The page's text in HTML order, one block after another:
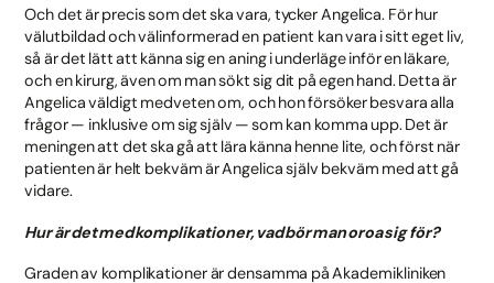
Och det är precis som det ska vara, tycker Angelica. För hur
välutbildad och välinformerad en patient kan vara i sitt eget liv,
så är det lätt att känna sig en aning i underläge inför en läkare,
och en kirurg, även om man sökt sig dit på egen hand. Detta är
Angelica väldigt medveten om, och hon försöker besvara alla
frågor — inklusive om sig själv — som kan komma upp. Det är
meningen att det ska gå att lära känna henne lite, och först när
patienten är helt bekväm är Angelica själv bekväm med att gå
vidare.
Hur är det med komplikationer, vad bör man oroa sig för?
Graden av komplikationer är densamma på Akademikliniken